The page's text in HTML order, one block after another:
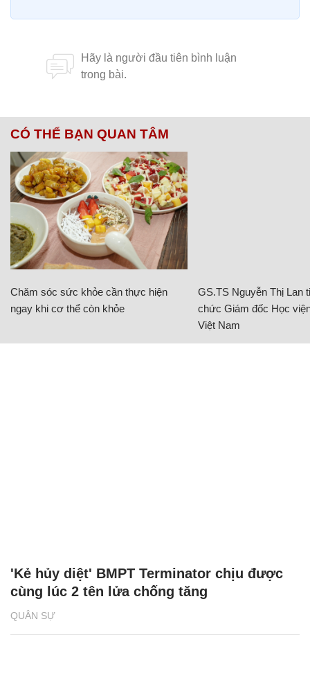
CÓ THỂ BẠN QUAN TÂM
Chăm sóc sức khỏe cần thực hiện
ngay khi cơ thể còn khỏe
GS.TS Nguyễn Thị Lan
chức Giám đốc Học
Việt Nam
QUÂN SỰ
'Kẻ hủy diệt' BMPT Terminator chịu được
cùng lúc 2 tên lửa chống tăng